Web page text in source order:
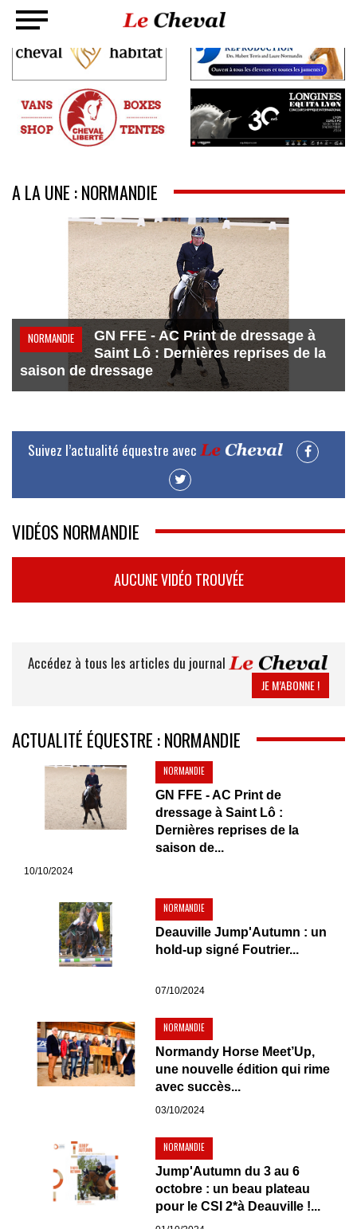
A LA UNE : NORMANDIE
NORMANDIE
GN FFE - AC Print de dressage à
Saint Lô : Dernières reprises de la
saison de dressage
Suivez l’actualité équestre avec
VIDÉOS NORMANDIE
AUCUNE VIDÉO TROUVÉE
Accédez à tous les articles du journal
JE M’ABONNE !
ACTUALITÉ ÉQUESTRE : NORMANDIE
NORMANDIE
GN FFE - AC Print de
dressage à Saint Lô :
Dernières reprises de la
saison de...
10/10/2024
NORMANDIE
Deauville Jump'Autumn : un
hold-up signé Foutrier...
07/10/2024
NORMANDIE
Normandy Horse Meet’Up,
une nouvelle édition qui rime
avec succès...
03/10/2024
NORMANDIE
Jump'Autumn du 3 au 6
octobre : un beau plateau
pour le CSI 2*à Deauville !...